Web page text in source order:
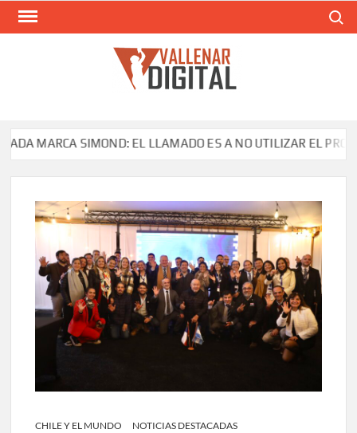
Saltar
SIMOND: EL LLAMADO ES A NO UTILIZAR EL PRODUCTO
CHILE Y EL MUNDO
NOTICIAS DESTACADAS